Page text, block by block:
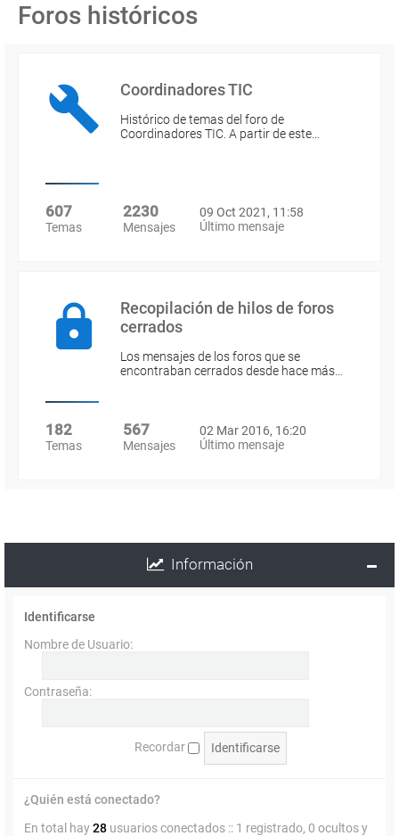
Foros históricos
Coordinadores TIC
Histórico de temas del foro de
Coordinadores TIC. A partir de este…
607
Temas
2230
Mensajes
09 Oct 2021, 11:58
Último mensaje
Recopilación de hilos de foros
cerrados
Los mensajes de los foros que se
encontraban cerrados desde hace más…
182
Temas
567
Mensajes
02 Mar 2016, 16:20
Último mensaje
Información
Identificarse
Nombre de Usuario:
Contraseña:
Recordar
¿Quién está conectado?
En total hay28 usuarios conectados :: 1 registrado, 0 ocultos y